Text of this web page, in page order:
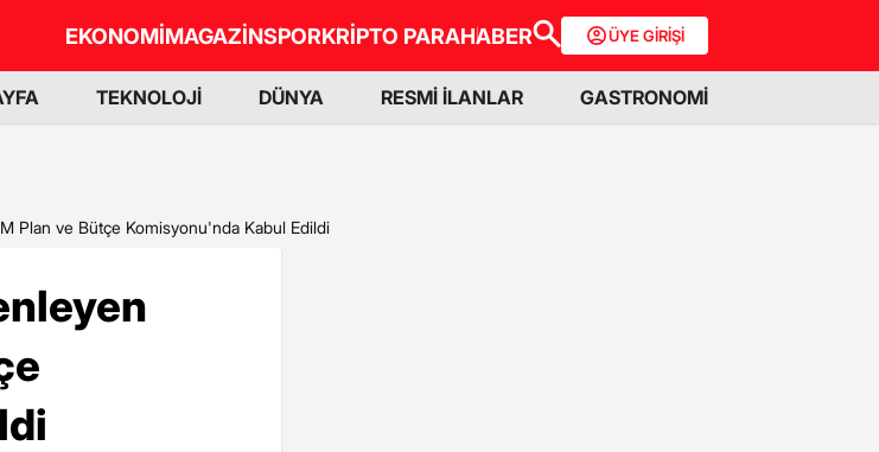
EKONOMİMAGAZİNSPORKRİPTO PARAHABER ÜYE GİRİŞİ
TEKNOLOJİ DÜNYA RESMİ İLANLAR GASTRONOMİ
Plan ve Bütçe Komisyonu'nda Kabul Edildi